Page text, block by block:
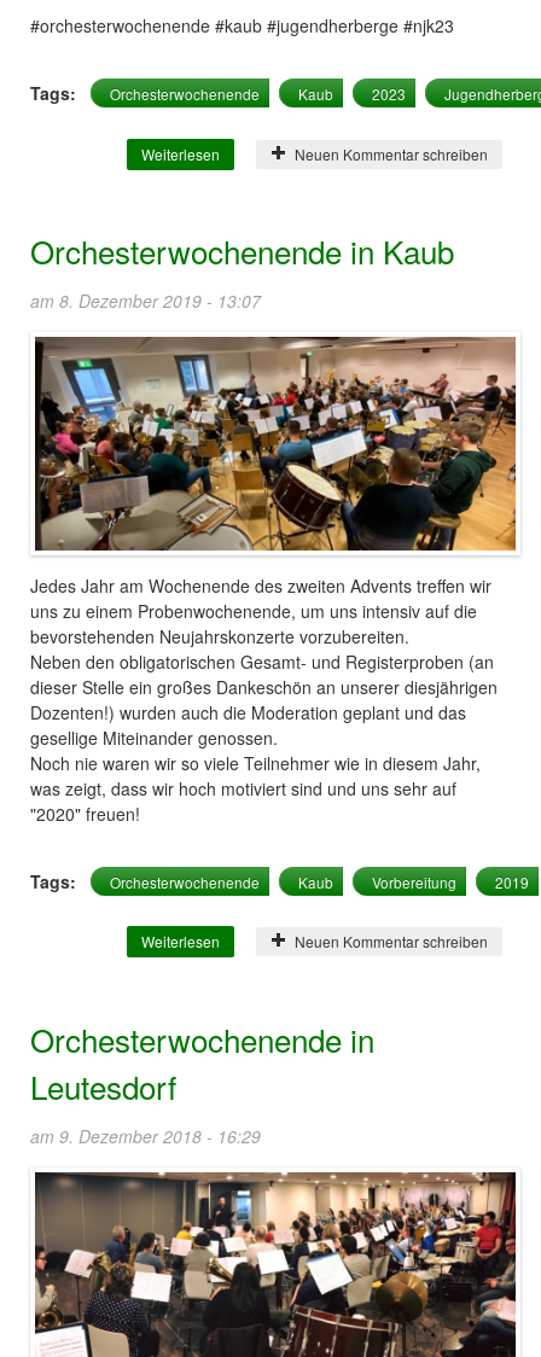
#orchesterwochenende #kaub #jugendherberge #njk23
Tags: Orchesterwochenende Kaub 2023
Weiterlesen über Orchesterwochenende 2023
Neuen Kommentar schreiben
Orchesterwochenende in Kaub
am 8. Dezember 2019 - 13:07
Jedes Jahr am Wochenende des zweiten Advents treffen wir
uns zu einem Probenwochenende, um uns intensiv auf die
bevorstehenden Neujahrskonzerte vorzubereiten.
Neben den obligatorischen Gesamt- und Registerproben (an
dieser Stelle ein großes Dankeschön an unserer diesjährigen
Dozenten!) wurden auch die Moderation geplant und das
gesellige Miteinander genossen.
Noch nie waren wir so viele Teilnehmer wie in diesem Jahr,
was zeigt, dass wir hoch motiviert sind und uns sehr auf
"2020" freuen!
Tags: Orchesterwochenende Kaub Vorbereitung 2019
Weiterlesen über Orchesterwochenende in Kaub
Neuen Kommentar schreiben
Orchesterwochenende in
Leutesdorf
am 9. Dezember 2018 - 16:29